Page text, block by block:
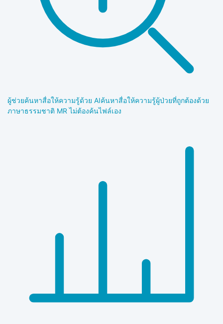
ผู้ช่วยค้นหาสื่อให้ความรู้ด้วย AIค้นหาสื่อให้ความรู้ผู้ป่วยที่ถูกต้องด้วย
ภาษาธรรมชาติ MR ไม่ต้องค้นไฟล์เอง